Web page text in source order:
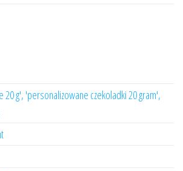
g', 'personalizowane czekoladki 20 gram',